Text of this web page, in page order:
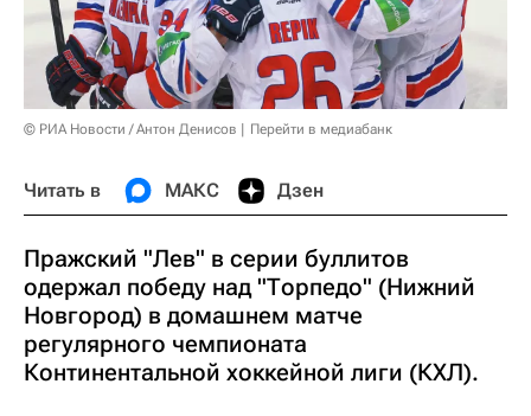
© РИА Новости / Антон Денисов Перейти в медиабанк
Читать в МАКС Дзен
Пражский "Лев" в серии буллитов
одержал победу над "Торпедо" (Нижний
Новгород) в домашнем матче
регулярного чемпионата
Континентальной хоккейной лиги (КХЛ).